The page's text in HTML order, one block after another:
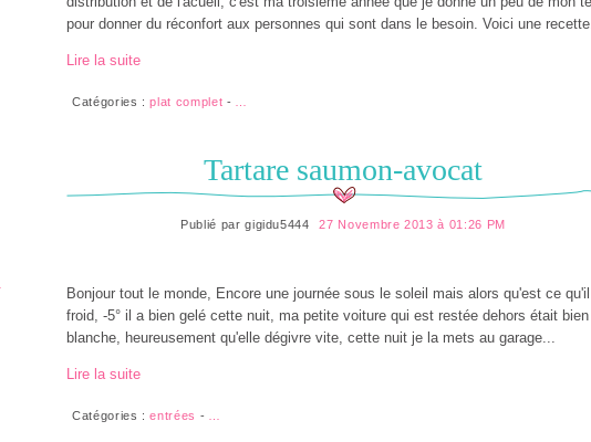
pour donner du réconfort aux personnes qui sont dans le besoin. Voici une
Lire la suite
Catégories :plat complet -
Tartare saumon-avocat
Publié pargigidu5444 27 Novembre 2013 à 01:26 PM
Bonjour tout le monde, Encore une journée sous le soleil mais alors qu'est ce
froid, -5° il a bien gelé cette nuit, ma petite voiture qui est restée dehors était bien
blanche, heureusement qu'elle dégivre vite, cette nuit je la mets au garage...
Lire la suite
Catégories :entrées -